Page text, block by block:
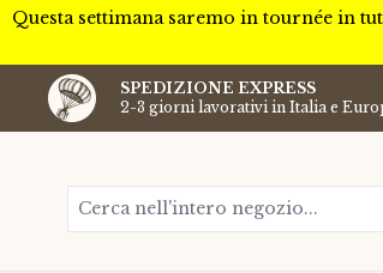
Questa settimana saremo in tournée in
SPEDIZIONE EXPRESS
2-3 giorni lavorativi in Italia e
Cerca nell'intero negozio...